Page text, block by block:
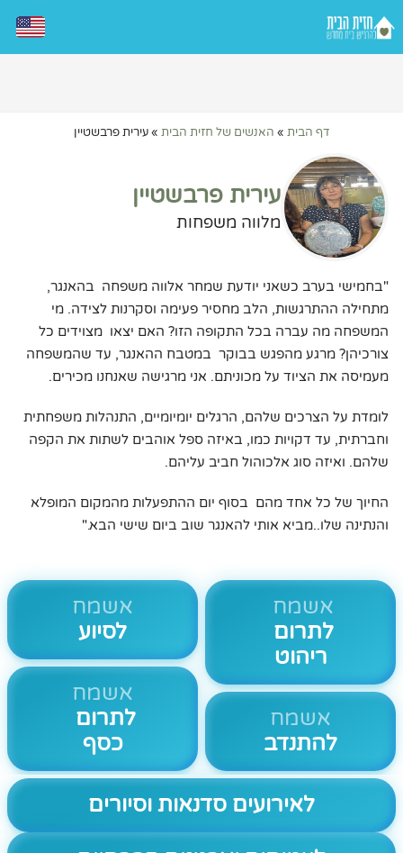
דף הבית » האנשים של חזית הבית »עירית פרבשטיין
עירית פרבשטיין
מלווה משפחות
"בחמישי בערב כשאני יודעת שמחר אלווה משפחה בהאנגר,
מתחילה ההתרגשות, הלב מחסיר פעימה וסקרנות לצידה. מי
המשפחה מה עברה בכל התקופה הזו? האם יצאו מצוידים כל
צורכיהן? מרגע מהפגש בבוקר במטבח ההאנגר, עד שהמשפחה
מעמיסה את הציוד על מכוניתם. אני מרגישה שאנחנו מכירים.
לומדת על הצרכים שלהם, הרגלים יומיומיים, התנהלות משפחתית
וחברתית, עד דקויות כמו, באיזה ספל אוהבים לשתות את הקפה
שלהם. ואיזה סוג אלכוהול חביב עליהם.
החיוך של כל אחד מהם בסוף יום ההתפעלות מהמקום המופלא
והנתינה שלו..מביא אותי להאנגר שוב ביום שישי הבא."
אשמח
לתרום
ריהוט
אשמח
להתנדב
אשמח
לסיוע
אשמח
לתרום
כסף
לאירועים סדנאות וסיורים